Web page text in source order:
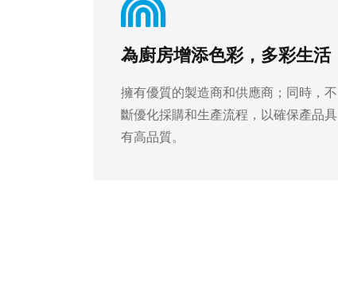
為廚房增添色彩，多彩生活
擁有優質的製造商和供應商；同時，不
斷優化採購和生產流程，以確保產品具
有高品質。